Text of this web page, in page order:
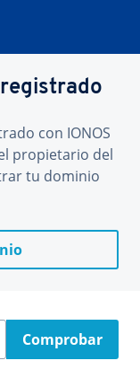
con IONOS
propietario del
tu dominio
Comprobar